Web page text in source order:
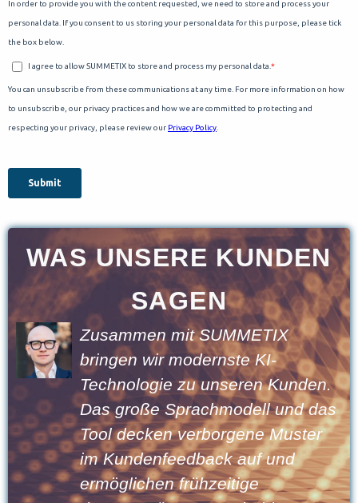
WAS UNSERE KUNDEN
SAGEN
Zusammen mit SUMMETIX
bringen wir modernste KI-
Technologie zu unseren Kunden.
Das große Sprachmodell und das
Tool decken verborgene Muster
im Kundenfeedback auf und
ermöglichen frühzeitige